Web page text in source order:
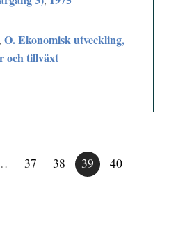
,O. Ekonomisk utveckling,
och tillväxt
37 38 39
40